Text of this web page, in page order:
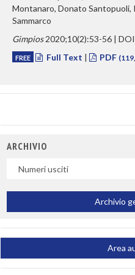
Montanaro, Donato Santopuoli,
Sammarco
Gimpios2020;10(2):53-56 | DOI
FREE Full Text | PDF
ARCHIVIO
Archivio
Area